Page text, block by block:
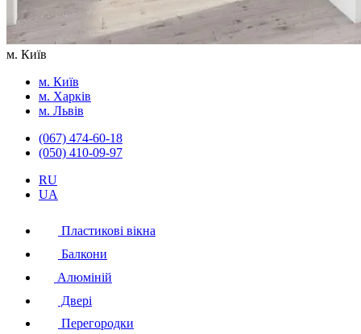
м. Київ
м. Київ
м. Харків
м. Львів
(067) 474-60-18
(050) 410-09-97
RU
UA
Пластикові вікна
Балкони
Алюміній
Двері
Перегородки